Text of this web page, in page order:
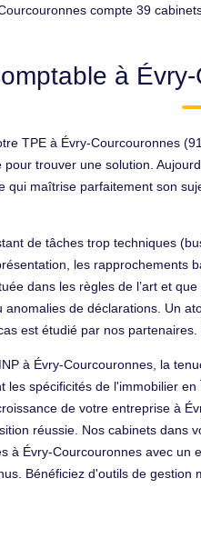
compte 39
à
TPE à Évry-Courcouronnes
trouver une solution.
qui maîtrise parfaitement son
de tâches trop techniques
les rapprochements
dans les règles de l’art et
de déclarations. Un
est étudié par nos
à Évry-Courcouronnes, la
les spécificités de l'immobilier
de votre entreprise à
réussie. Nos cabinets
à Évry-Courcouronnes avec
Bénéficiez d'outils de